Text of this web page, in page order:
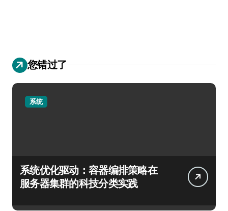
您错过了
系统
系统优化驱动：容器编排策略在
服务器集群的科技分类实践